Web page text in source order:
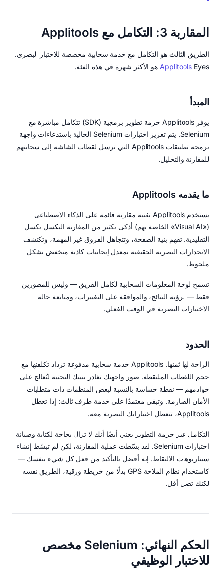
المقاربة 3: التكامل مع Applitools
الطريق الثالث هو التكامل مع خدمة سحابية مخصصة للاختبار البصري.
Applitools Eyes هو الأكثر شهرة في هذه الفئة.
المبدأ
يوفر Applitools حزمة تطوير برمجية (SDK) تتكامل مباشرة مع
Selenium. يتم تعزيز اختبارات Selenium الحالية باستدعاءات واجهة
برمجة تطبيقات Applitools التي ترسل لقطات الشاشة إلى سحابتهم
للمقارنة والتحليل.
ما يقدمه Applitools
يستخدم Applitools تقنية مقارنة قائمة على الذكاء الاصطناعي
(«Visual AI» الخاصة بهم) أذكى بكثير من المقارنة البكسل بكسل
التقليدية. تفهم بنية الصفحة، وتتجاهل الفروق غير المهمة، وتكتشف
الانحدارات البصرية الحقيقية بمعدل إيجابيات كاذبة منخفض بشكل
ملحوظ.
تسمح لوحة المعلومات السحابية لكامل الفريق — وليس للمطورين
فقط — برؤية النتائج، والموافقة على التغييرات، ومتابعة حالة
الاختبارات البصرية في الوقت الفعلي.
الحدود
الراحة لها ثمنها. Applitools خدمة سحابية مدفوعة تزداد تكلفتها مع
حجم اللقطات الملتقطة. صور واجهتك تغادر بنيتك التحتية لتُعالج على
خوادمهم — نقطة حساسة بالنسبة لبعض المنظمات ذات متطلبات
الأمان الصارمة. وتبقى معتمدًا على خدمة طرف ثالث: إذا تعطل
Applitools، تتعطل اختباراتك البصرية معه.
التكامل عبر حزمة التطوير يعني أيضًا أنك لا تزال بحاجة لكتابة وصيانة
اختبارات Selenium. لقد بسّطت عملية المقارنة، لكن لم تبسّط إنشاء
سيناريوهات الالتقاط. إنه أفضل بالتأكيد من فعل كل شيء بنفسك —
كاستخدام نظام الملاحة GPS بدلًا من خريطة ورقية، الطريق نفسه
لكنك تضل أقل.
الحكم النهائي: Selenium مخصص
للاختبار الوظيفي